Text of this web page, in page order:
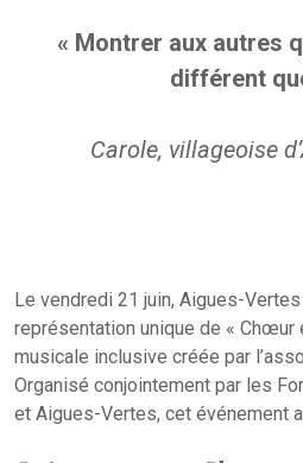
« Montrer aux autres
différent
Carole, villageoise
Le vendredi 21 juin, Aigues-
représentation unique de « Chœur
musicale inclusive créée par
Organisé conjointement par les
et Aigues-Vertes, cet événement